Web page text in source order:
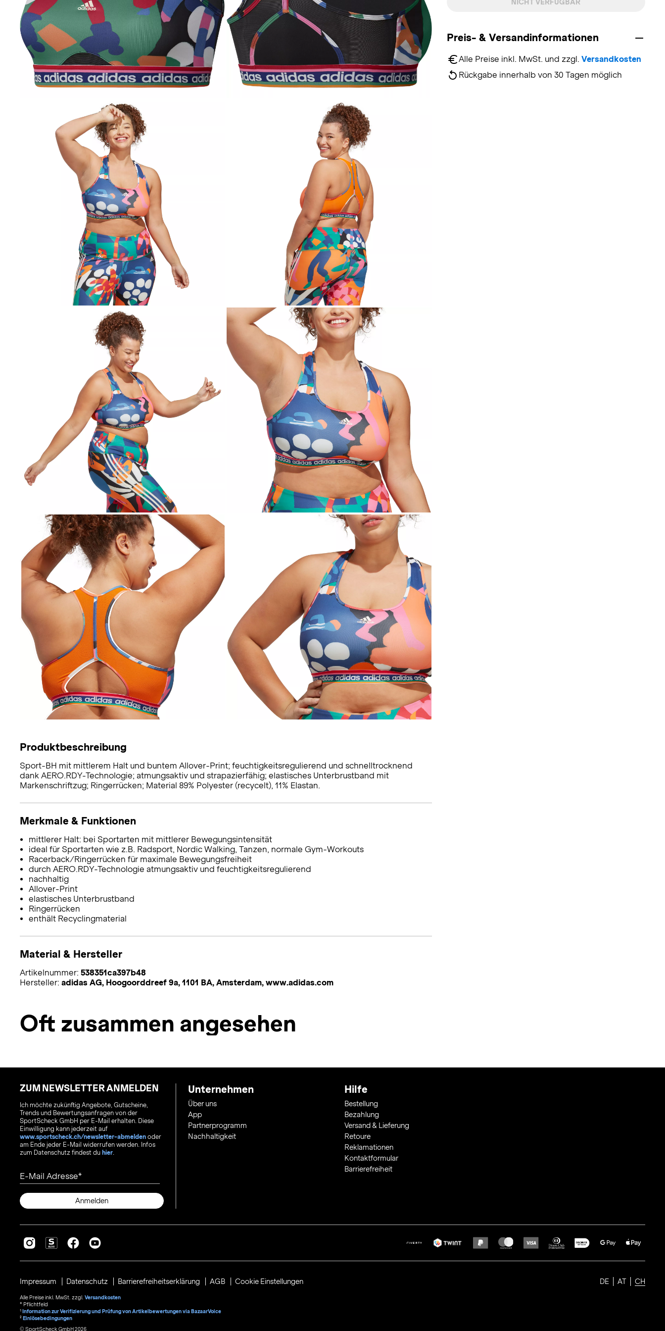
NICHT VERFÜGBAR
Preis- & Versandinformationen
Alle Preise inkl. MwSt. und zzgl. Versandkosten
Rückgabe innerhalb von 30 Tagen möglich
Produktbeschreibung
Sport-BH mit mittlerem Halt und buntem Allover-Print; feuchtigkeitsregulierend und schnelltrocknend
dank AERO.RDY-Technologie; atmungsaktiv und strapazierfähig; elastisches Unterbrustband mit
Markenschriftzug; Ringerrücken; Material 89% Polyester (recycelt), 11% Elastan.
Merkmale & Funktionen
mittlerer Halt: bei Sportarten mit mittlerer Bewegungsintensität
ideal für Sportarten wie z.B. Radsport, Nordic Walking, Tanzen, normale Gym-Workouts
Racerback/Ringerrücken für maximale Bewegungsfreiheit
durch AERO.RDY-Technologie atmungsaktiv und feuchtigkeitsregulierend
nachhaltig
Allover-Print
elastisches Unterbrustband
Ringerrücken
enthält Recyclingmaterial
Material & Hersteller
Artikelnummer: 538351ca397b48
Hersteller: adidas AG, Hoogoorddreef 9a, 1101 BA, Amsterdam, www.adidas.com
Oft zusammen angesehen
ZUM NEWSLETTER ANMELDEN
Ich möchte zukünftig Angebote, Gutscheine,
Trends und Bewertungsanfragen von der
SportScheck GmbH per E-Mail erhalten. Diese
Einwilligung kann jederzeit auf
www.sportscheck.ch/newsletter-abmelden oder
am Ende jeder E-Mail widerrufen werden. Infos
zum Datenschutz findest du hier.
E-Mail Adresse
Anmelden
Unternehmen
Über uns
App
Partnerprogramm
Nachhaltigkeit
Hilfe
Bestellung
Bezahlung
Versand & Lieferung
Retoure
Reklamationen
Kontaktformular
Barrierefreiheit
DE AT CH
Impressum Datenschutz Barrierefreiheitserklärung AGB Cookie Einstellungen
Alle Preise inkl. MwSt. zzgl. Versandkosten
* Pflichtfeld
1 Information zur Verifizierung und Prüfung von Artikelbewertungen via BazaarVoice
² Einlösebedingungen
© SportScheck GmbH 2026